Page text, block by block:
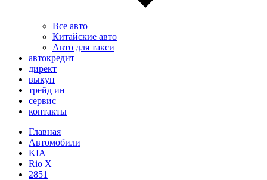
Все авто
Китайские авто
Авто для такси
автокредит
директ
выкуп
трейд ин
сервис
контакты
Главная
Автомобили
KIA
Rio X
2851